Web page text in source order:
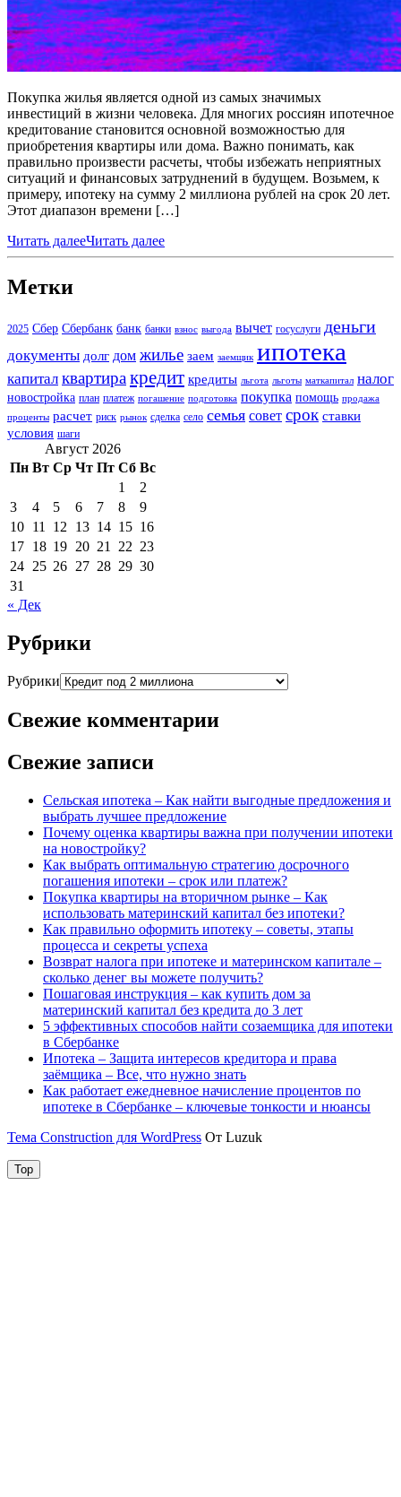
Покупка жилья является одной из самых значимых
инвестиций в жизни человека. Для многих россиян ипотечное
кредитование становится основной возможностью для
приобретения квартиры или дома. Важно понимать, как
правильно произвести расчеты, чтобы избежать неприятных
ситуаций и финансовых затруднений в будущем. Возьмем, к
примеру, ипотеку на сумму 2 миллиона рублей на срок 20 лет.
Этот диапазон времени […]
Читать далееЧитать далее
Метки
2025 Сбер Сбербанк банк банки взнос выгода вычет госуслуги деньги
документы долг дом жилье заем заемщик ипотека
капитал квартиракредит кредиты льгота льготы маткапитал налог
новостройка план платеж погашение подготовка покупка помощь продажа
проценты расчет риск рынок сделка село семья совет срок ставки
условия шаги
Август 2026
Пн Вт Ср Чт Пт Сб Вс
1
2
3
4 5 6 7 8
9
10 11 12 13 14 15 16
17 18 19 20 21 22 23
24 25 26 27 28 29 30
31
« Дек
Рубрики
Рубрики
Свежие комментарии
Свежие записи
Сельская ипотека – Как найти выгодные предложения и
выбрать лучшее предложение
Почему оценка квартиры важна при получении ипотеки
на новостройку?
Как выбрать оптимальную стратегию досрочного
погашения ипотеки – срок или платеж?
Покупка квартиры на вторичном рынке – Как
использовать материнский капитал без ипотеки?
Как правильно оформить ипотеку – советы, этапы
процесса и секреты успеха
Возврат налога при ипотеке и материнском капитале –
сколько денег вы можете получить?
Пошаговая инструкция – как купить дом за
материнский капитал без кредита до 3 лет
5 эффективных способов найти созаемщика для ипотеки
в Сбербанке
Ипотека – Защита интересов кредитора и права
заёмщика – Все, что нужно знать
Как работает ежедневное начисление процентов по
ипотеке в Сбербанке – ключевые тонкости и нюансы
Тема Construction для WordPress От Luzuk
Top